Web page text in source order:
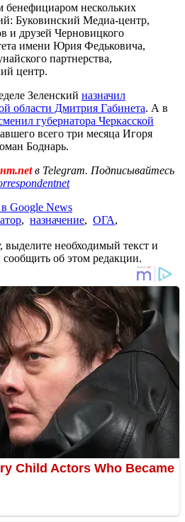
бенефициаром нескольких
Буковинский Медиа-центр,
и друзей Черновицкого
имени Юрия Федьковича,
партнерства,
центр.
Зеленский назначил
области Дмитрия Габинета. А в
губернатора Черкасской
всего три месяца Игоря
Боднарь.
в Telegram. Подписывайтесь
Google News
, назначение, ОГА,
необходимый текст и
об этом редакции.